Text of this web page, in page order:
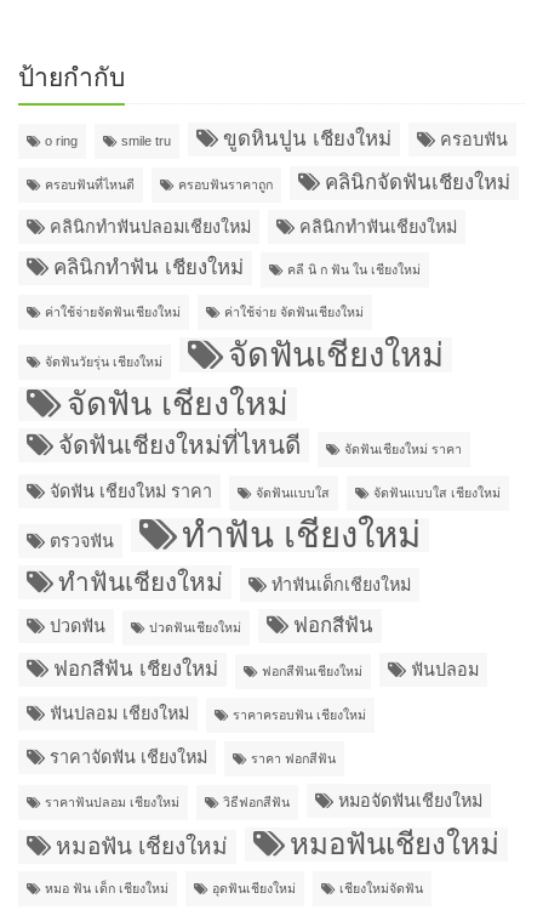
ป้ายกำกับ
o ring smile tru ขูดหินปูน เชียงใหม่ ครอบฟัน
ครอบฟันที่ไหนดี ครอบฟันราคาถูก คลินิกจัดฟันเชียงใหม่
คลินิกทำฟันปลอมเชียงใหม่ คลินิกทำฟันเชียงใหม่
คลินิกทำฟัน เชียงใหม่ คลี นิ ก ฟัน ใน เชียงใหม่
ค่าใช้จ่ายจัดฟันเชียงใหม่ ค่าใช้จ่าย จัดฟันเชียงใหม่
จัดฟันวัยรุ่น เชียงใหม่ จัดฟันเชียงใหม่
จัดฟัน เชียงใหม่
จัดฟันเชียงใหม่ที่ไหนดี จัดฟันเชียงใหม่ ราคา
จัดฟัน เชียงใหม่ ราคา จัดฟันแบบใส จัดฟันแบบใส เชียงใหม่
ตรวจฟัน ทำฟัน เชียงใหม่
ทำฟันเชียงใหม่ ทำฟันเด็กเชียงใหม่
ปวดฟัน ปวดฟันเชียงใหม่
ฟอกสีฟัน
ฟอกสีฟัน เชียงใหม่
ฟอกสีฟันเชียงใหม่ ฟันปลอม
ฟันปลอม เชียงใหม่ ราคาครอบฟัน เชียงใหม่
ราคาจัดฟัน เชียงใหม่ ราคา ฟอกสีฟัน
ราคาฟันปลอม เชียงใหม่ วิธีฟอกสีฟัน หมอจัดฟันเชียงใหม่
หมอฟัน เชียงใหม่ หมอฟันเชียงใหม่
หมอ ฟัน เด็ก เชียงใหม่ อุดฟันเชียงใหม่ เชียงใหม่จัดฟัน